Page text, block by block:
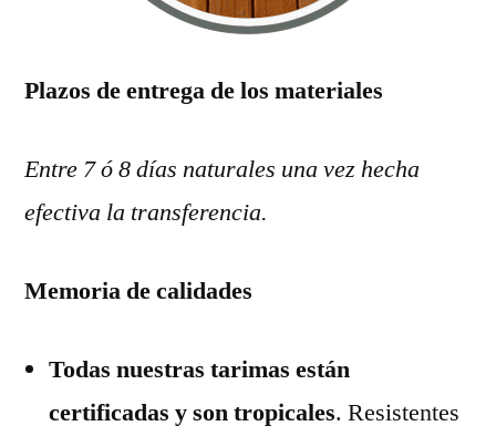
Plazos de entrega de los materiales
Entre 7 ó 8 días naturales una vez hecha
efectiva la transferencia.
Memoria de calidades
Todas nuestras tarimas están
certificadas y son tropicales. Resistentes